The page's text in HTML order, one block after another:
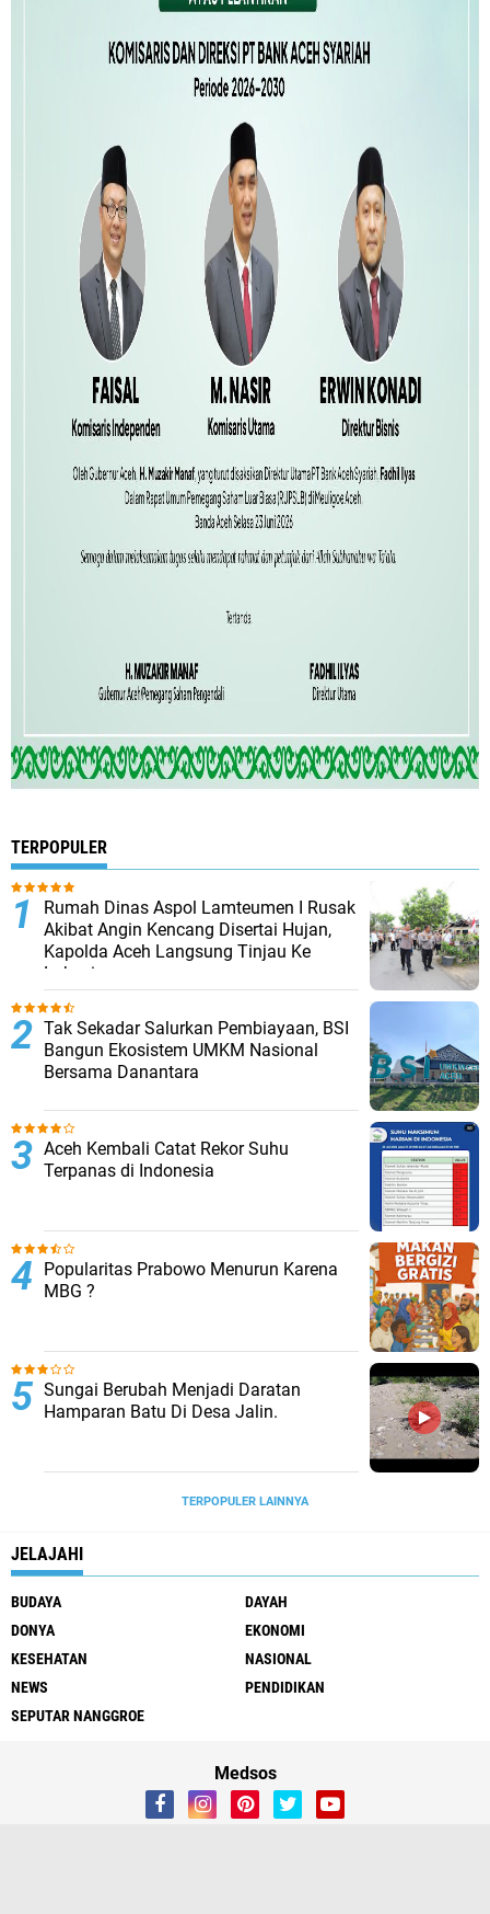
TERPOPULER
Rumah Dinas Aspol Lamteumen I Rusak
Akibat Angin Kencang Disertai Hujan,
Kapolda Aceh Langsung Tinjau Ke
Lokasi
Tak Sekadar Salurkan Pembiayaan, BSI
Bangun Ekosistem UMKM Nasional
Bersama Danantara
Aceh Kembali Catat Rekor Suhu
Terpanas di Indonesia
Popularitas Prabowo Menurun Karena
MBG ?
Sungai Berubah Menjadi Daratan
Hamparan Batu Di Desa Jalin.
TERPOPULER LAINNYA
JELAJAHI
BUDAYA
DAYAH
DONYA
EKONOMI
KESEHATAN
NASIONAL
NEWS
PENDIDIKAN
SEPUTAR NANGGROE
Medsos